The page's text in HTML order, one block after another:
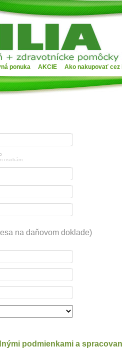
ponuka AKCIE Ako nakupovať cez
osobám.
na daňovom doklade)
podmienkami a